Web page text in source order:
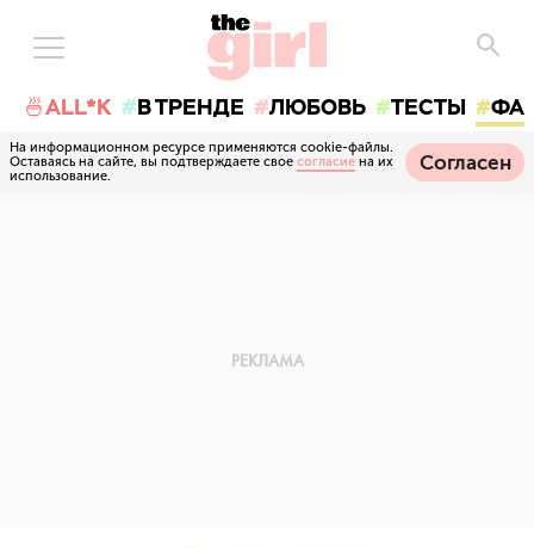
🍜ALL*K В ТРЕНДЕ ЛЮБОВЬ ТЕСТЫ
На информационном ресурсе применяются cookie-файлы.
Оставаясь на сайте, вы подтверждаете свое согласие на их
использование.
Согласен